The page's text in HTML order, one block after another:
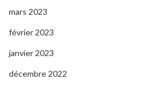
mars 2023
février 2023
janvier 2023
décembre 2022